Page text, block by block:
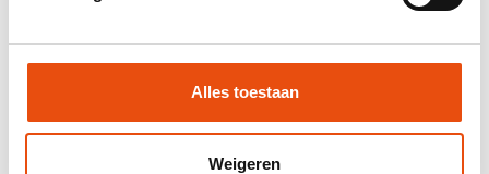
Alles toestaan
Weigeren
Offerte op maat aanvragen
Vraag een sample aan